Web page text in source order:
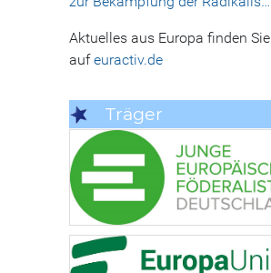
Aktuelles aus Europa finden Sie
aufeuractiv.de
Träger